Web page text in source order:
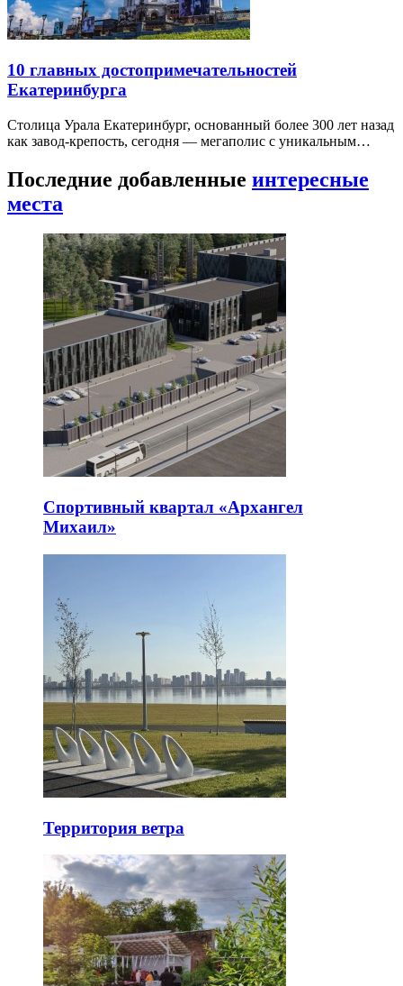
10 главных достопримечательностей
Екатеринбурга
Столица Урала Екатеринбург, основанный более 300 лет назад
как завод-крепость, сегодня — мегаполис с уникальным…
Последние добавленные интересные
места
Спортивный квартал «Архангел
Михаил»
Территория ветра